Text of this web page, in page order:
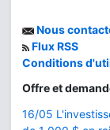
Nous
Flux RSS
Conditions
Offre et
16/05